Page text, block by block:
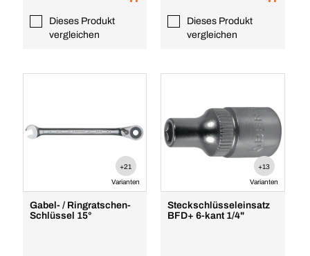
Dieses Produkt
vergleichen
Dieses Produkt
vergleichen
+21
Varianten
Gabel- / Ringratschen-
Schlüssel 15°
+13
Varianten
Steckschlüsseleinsatz
BFD+ 6-kant 1/4"